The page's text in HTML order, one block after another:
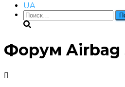
UA
Найти:
Форум Airbag